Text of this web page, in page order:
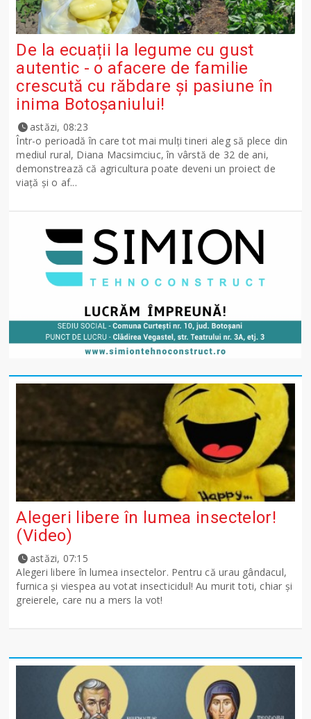
De la ecuații la legume cu gust
autentic - o afacere de familie
crescută cu răbdare și pasiune în
inima Botoșaniului!
astăzi, 08:23
Într-o perioadă în care tot mai mulți tineri aleg să plece din
mediul rural, Diana Macsimciuc, în vârstă de 32 de ani,
demonstrează că agricultura poate deveni un proiect de
viață și o af...
Alegeri libere în lumea insectelor!
(Video)
astăzi, 07:15
Alegeri libere în lumea insectelor. Pentru că urau gândacul,
furnica și viespea au votat insecticidul! Au murit toti, chiar și
greierele, care nu a mers la vot!